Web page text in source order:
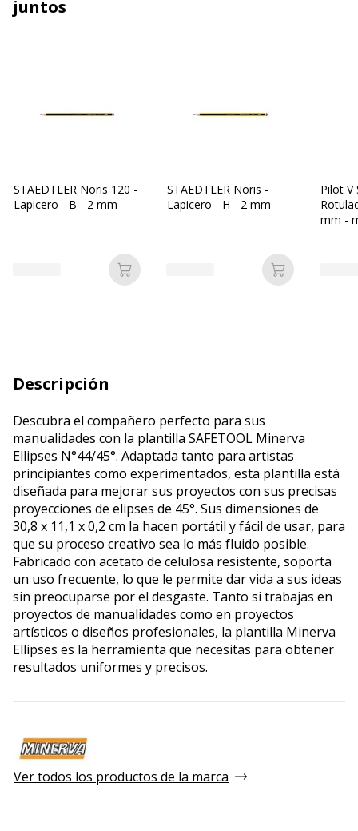
juntos
STAEDTLER Noris 120 -
Lapicero - B - 2 mm
Añadir a la cesta
STAEDTLER Noris -
Lapicero - H - 2 mm
Añadir a la
Pilot V
mm -
Descripción
Descubra el compañero perfecto para sus
manualidades con la plantilla SAFETOOL Minerva
Ellipses N°44/45°. Adaptada tanto para artistas
principiantes como experimentados, esta plantilla está
diseñada para mejorar sus proyectos con sus precisas
proyecciones de elipses de 45°. Sus dimensiones de
30,8 x 11,1 x 0,2 cm la hacen portátil y fácil de usar, para
que su proceso creativo sea lo más fluido posible.
Fabricado con acetato de celulosa resistente, soporta
un uso frecuente, lo que le permite dar vida a sus ideas
sin preocuparse por el desgaste. Tanto si trabajas en
proyectos de manualidades como en proyectos
artísticos o diseños profesionales, la plantilla Minerva
Ellipses es la herramienta que necesitas para obtener
resultados uniformes y precisos.
Ver todos los productos de la marca